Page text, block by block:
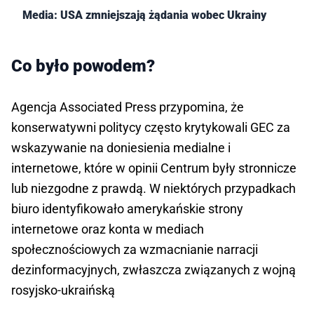
Media: USA zmniejszają żądania wobec Ukrainy
Co było powodem?
Agencja Associated Press przypomina, że
konserwatywni politycy często krytykowali GEC za
wskazywanie na doniesienia medialne i
internetowe, które w opinii Centrum były stronnicze
lub niezgodne z prawdą. W niektórych przypadkach
biuro identyfikowało amerykańskie strony
internetowe oraz konta w mediach
społecznościowych za wzmacnianie narracji
dezinformacyjnych, zwłaszcza związanych z wojną
rosyjsko-ukraińską